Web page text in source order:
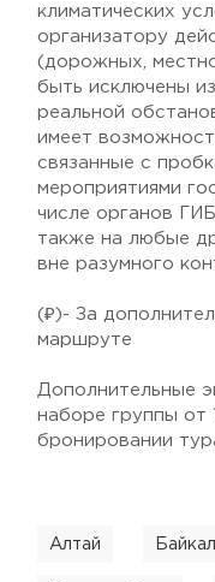
климатических
организатору
(дорожных,
быть исключены
реальной
имеет
связанные с
мероприятиями
числе органов
также на любые
вне разумного
(₽)- За
маршруте
Дополнительные
наборе группы от
бронировании
Алтай Байкал